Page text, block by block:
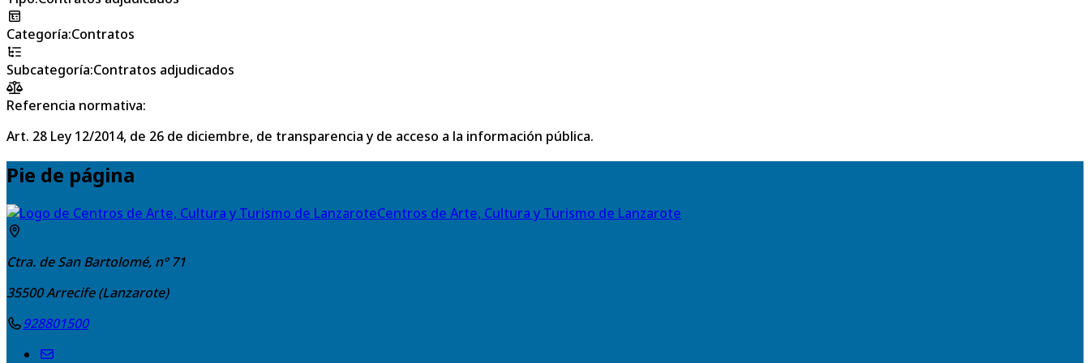
Categoría:Contratos
Subcategoría:Contratos adjudicados
Referencia normativa:
Art. 28 Ley 12/2014, de 26 de diciembre, de transparencia y de acceso a la información pública.
Pie de página
Centros de Arte, Cultura y Turismo de Lanzarote
Ctra. de San Bartolomé, nº 71
35500Arrecife (Lanzarote)
928801500